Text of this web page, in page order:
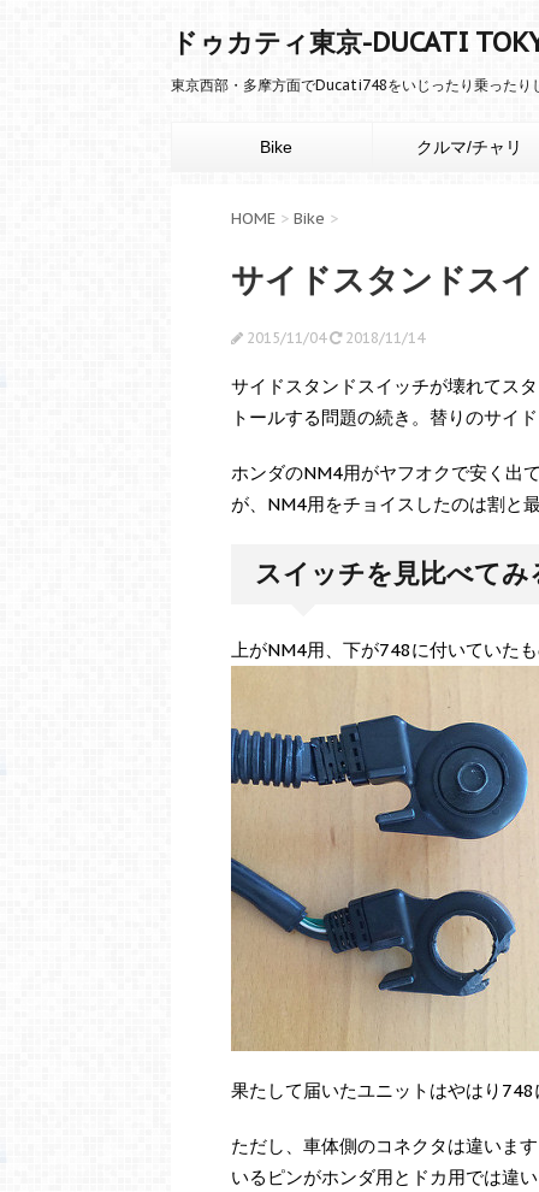
ドゥカティ東京-DUCATI
東京西部・多摩方面でDucati748をいじったり乗ったり
Bike クルマ/チャリ
HOME > Bike >
サイドスタンドス
2015/11/04 2018/11/14
サイドスタンドスイッチが壊れてス
トールする問題の続き。替りのサイ
ホンダのNM4用がヤフオクで安く出
が、NM4用をチョイスしたのは割と
スイッチを見比べてみ
上がNM4用、下が748に付いていた
果たして届いたユニットはやはり
ただし、車体側のコネクタは違いま
いるピンがホンダ用とドカ用では違